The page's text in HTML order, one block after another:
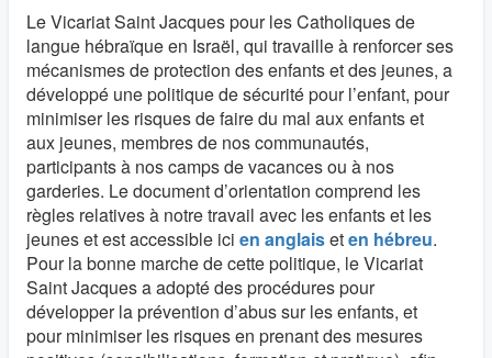
Le Vicariat Saint Jacques pour les Catholiques de
langue hébraïque en Israël, qui travaille à renforcer ses
mécanismes de protection des enfants et des jeunes, a
développé une politique de sécurité pour l’enfant, pour
minimiser les risques de faire du mal aux enfants et
aux jeunes, membres de nos communautés,
participants à nos camps de vacances ou à nos
garderies. Le document d’orientation comprend les
règles relatives à notre travail avec les enfants et les
jeunes et est accessible ici en anglaiseten hébreu.
Pour la bonne marche de cette politique, le Vicariat
Saint Jacques a adopté des procédures pour
développer la prévention d’abus sur les enfants, et
pour minimiser les risques en prenant des mesures